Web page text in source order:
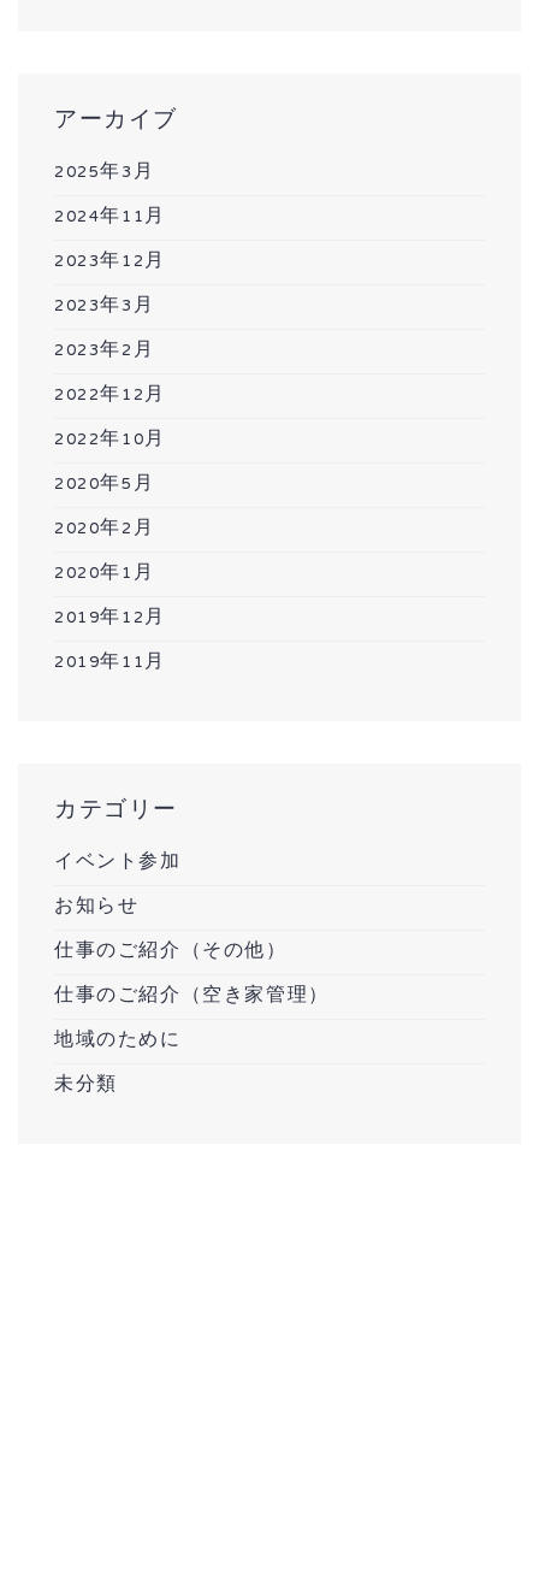
アーカイブ
2025年3月
2024年11月
2023年12月
2023年3月
2023年2月
2022年12月
2022年10月
2020年5月
2020年2月
2020年1月
2019年12月
2019年11月
カテゴリー
イベント参加
お知らせ
仕事のご紹介（その他）
仕事のご紹介（空き家管理）
地域のために
未分類